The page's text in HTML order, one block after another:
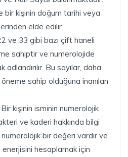
bir kişinin doğum tarihi veya
elde edilir.
ve 33 gibi bazı çift haneli
sahiptir ve numerolojide
adlandırılır. Bu sayılar, daha
sahip olduğuna inanılan
Bir kişinin isminin numerolojik
ve kaderi hakkında bilgi
bir değeri vardır ve
hesaplamak için